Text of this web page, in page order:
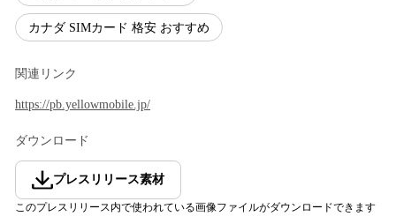
カナダ SIMカード 格安 おすすめ
関連リンク
https://pb.yellowmobile.jp/
ダウンロード
プレスリリース素材
このプレスリリース内で使われている画像ファイルがダウンロードできます